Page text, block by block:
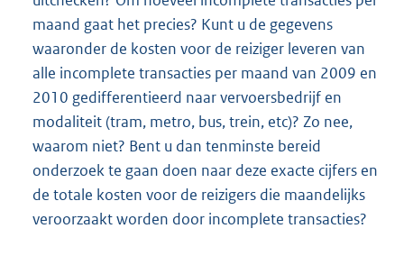
maand gaat het precies? Kunt u de gegevens
waaronder de kosten voor de reiziger leveren van
alle incomplete transacties per maand van 2009 en
2010 gedifferentieerd naar vervoersbedrijf en
modaliteit (tram, metro, bus, trein, etc)? Zo nee,
waarom niet? Bent u dan tenminste bereid
onderzoek te gaan doen naar deze exacte cijfers en
de totale kosten voor de reizigers die maandelijks
veroorzaakt worden door incomplete transacties?